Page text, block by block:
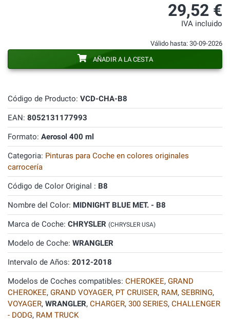
Código de Producto: VCD-CHA-B8
EAN: 8052131177993
Formato: Aerosol 400 ml
Categoria: Pinturas para Coche en colores originales
carrocería
Código de Color Original : B8
Nombre del Color: MIDNIGHT BLUE MET. - B8
Marca de Coche: CHRYSLER (CHRYSLER USA)
Modelo de Coche: WRANGLER
Intervalo de Años: 2012-2018
Modelos de Coches compatibles: CHEROKEE, GRAND
CHEROKEE, GRAND VOYAGER, PT CRUISER, RAM, SEBRING,
VOYAGER, WRANGLER, CHARGER, 300 SERIES, CHALLENGER
- DODG, RAM TRUCK
29,52 €
IVA incluido
Válido hasta: 30-09-2026
AÑADIR A LA CESTA